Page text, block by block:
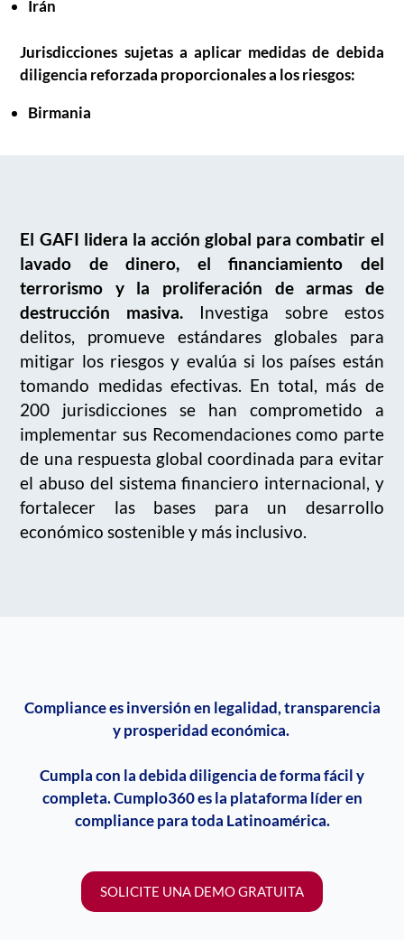
Irán
Jurisdicciones sujetas a aplicar medidas de debida
diligencia reforzada proporcionales a los riesgos:
Birmania
El GAFI lidera la acción global para combatir el
lavado de dinero, el financiamiento del
terrorismo y la proliferación de armas de
destrucción masiva. Investiga sobre estos
delitos, promueve estándares globales para
mitigar los riesgos y evalúa si los países están
tomando medidas efectivas. En total, más de
200 jurisdicciones se han comprometido a
implementar sus Recomendaciones como parte
de una respuesta global coordinada para evitar
el abuso del sistema financiero internacional, y
fortalecer las bases para un desarrollo
económico sostenible y más inclusivo.
Compliancees inversión en legalidad, transparencia
y prosperidad económica.
Cumpla con la debida diligencia de forma fácil y
completa. Cumplo360 es la plataforma líder en
compliancepara toda Latinoamérica.
SOLICITE UNA DEMO GRATUITA